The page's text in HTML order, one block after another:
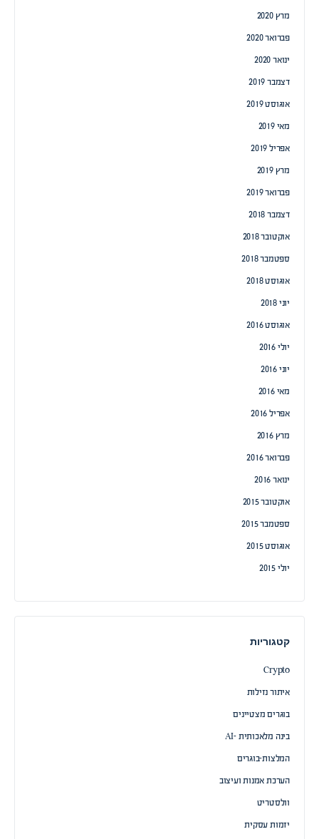
מרץ 2020
פברואר 2020
ינואר 2020
דצמבר 2019
אוגוסט 2019
מאי 2019
אפריל 2019
מרץ 2019
פברואר 2019
דצמבר 2018
אוקטובר 2018
ספטמבר 2018
אוגוסט 2018
יוני 2018
אוגוסט 2016
יולי 2016
יוני 2016
מאי 2016
אפריל 2016
מרץ 2016
פברואר 2016
ינואר 2016
אוקטובר 2015
ספטמבר 2015
אוגוסט 2015
יולי 2015
קטגוריות
Crypto
איתור נזילות
בוגרים מצטיינים
בינה מלאכותית -AI
המלצות-בוגרים
הערכת אמנות ועיצוב
וולסטריט
יזמות עסקית